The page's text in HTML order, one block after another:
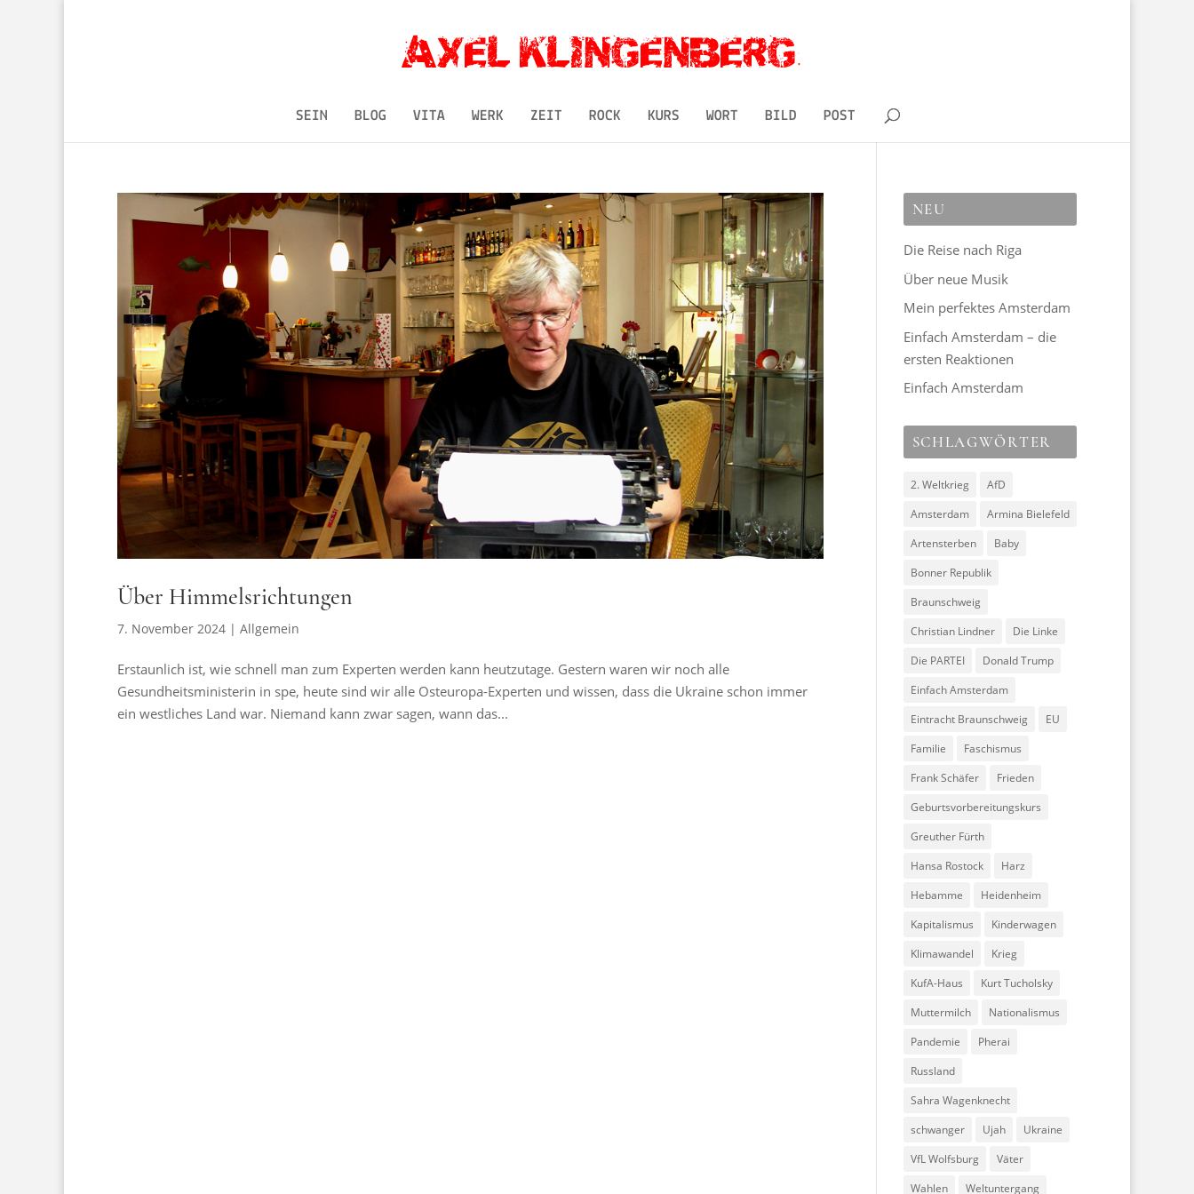
SEIN BLOG VITA WERK ZEIT ROCK KURS WORT BILD POST
Über Himmelsrichtungen
7. November 2024 | Allgemein
Erstaunlich ist, wie schnell man zum Experten werden kann heutzutage. Gestern waren wir noch alle
Gesundheitsministerin in spe, heute sind wir alle Osteuropa-Experten und wissen, dass die Ukraine schon immer
ein westliches Land war. Niemand kann zwar sagen, wann das...
NEU
Die Reise nach Riga
Über neue Musik
Mein perfektes Amsterdam
Einfach Amsterdam – die
ersten Reaktionen
Einfach Amsterdam
SCHLAGWÖRTER
2. Weltkrieg
AfD
Amsterdam
Armina Bielefeld
Artensterben
Baby
Bonner Republik
Braunschweig
Christian Lindner
Die Linke
Die PARTEI
Donald Trump
Einfach Amsterdam
Eintracht Braunschweig
EU
Familie
Faschismus
Frank Schäfer
Frieden
Geburtsvorbereitungskurs
Greuther Fürth
Hansa Rostock
Harz
Hebamme
Heidenheim
Kapitalismus
Kinderwagen
Klimawandel
Krieg
KufA-Haus
Kurt Tucholsky
Muttermilch
Nationalismus
Pandemie
Pherai
Russland
Sahra Wagenknecht
schwanger
Ujah
Ukraine
VfL Wolfsburg
Väter
Wahlen
Weltuntergang